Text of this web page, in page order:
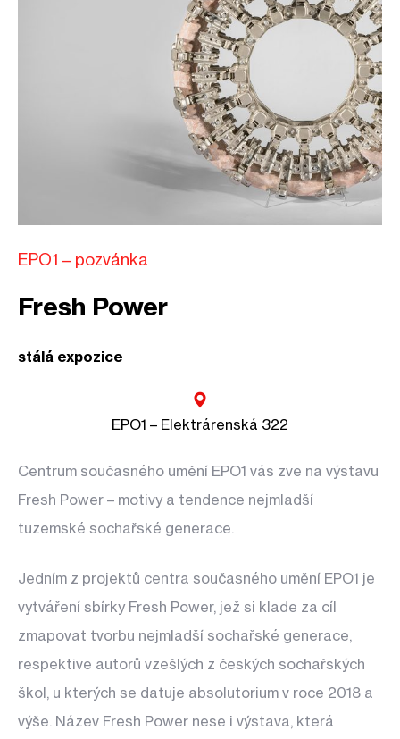
EPO1 – pozvánka
Fresh Power
stálá expozice
EPO1 – Elektrárenská 322
Centrum současného umění EPO1 vás zve na výstavu
Fresh Power – motivy a tendence nejmladší
tuzemské sochařské generace.
Jedním z projektů centra současného umění EPO1 je
vytváření sbírky Fresh Power, jež si klade za cíl
zmapovat tvorbu nejmladší sochařské generace,
respektive autorů vzešlých z českých sochařských
škol, u kterých se datuje absolutorium v roce 2018 a
výše. Název Fresh Power nese i výstava, která